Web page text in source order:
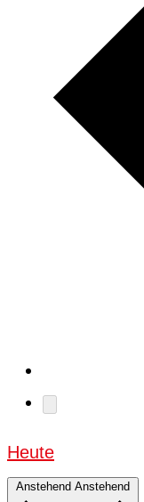
Heute
Anstehend Anstehend